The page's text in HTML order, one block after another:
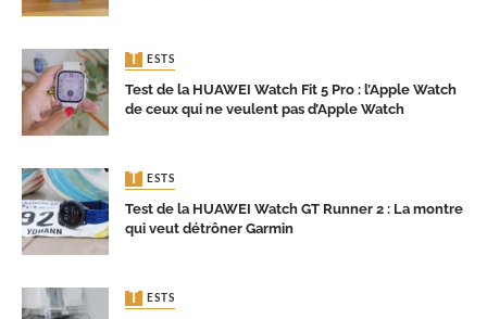
TESTS
Test de la HUAWEI Watch Fit 5 Pro : l’Apple Watch
de ceux qui ne veulent pas d’Apple Watch
TESTS
Test de la HUAWEI Watch GT Runner 2 : La montre
qui veut détrôner Garmin
TESTS